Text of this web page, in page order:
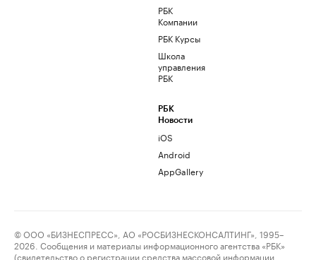
РБК
Компании
РБК Курсы
Школа
управления
РБК
РБК
Новости
iOS
Android
AppGallery
© ООО «БИЗНЕСПРЕСС», АО «РОСБИЗНЕСКОНСАЛТИНГ», 1995–
2026. Сообщения и материалы информационного агентства «РБК»
(свидетельство о регистрации средства массовой информации